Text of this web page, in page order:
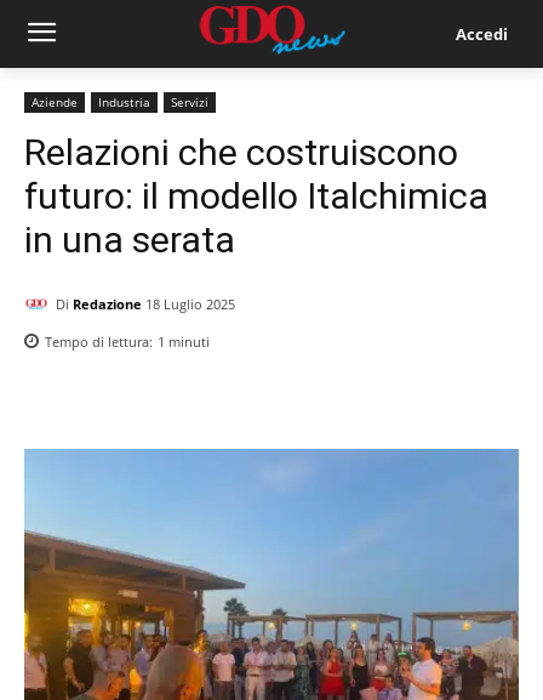
Accedi
Aziende Industria Servizi
Relazioni che costruiscono
futuro: il modello Italchimica
in una serata
Di Redazione 18 Luglio 2025
Tempo di lettura: 1 minuti